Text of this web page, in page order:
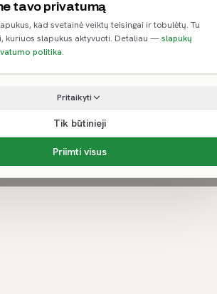
tavo privatumą
kad svetainė veiktų teisingai ir tobulėtų. Tu
kuriuos slapukus aktyvuoti. Detaliau —slapukų
politika.
Pritaikyti
Tik būtinieji
Priimti visus